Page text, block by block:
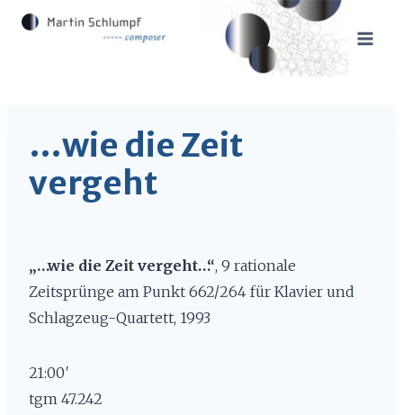
Zum
…wie die Zeit
vergeht
„…wie die Zeit vergeht…“, 9 rationale
Zeitsprünge am Punkt 662/264 für Klavier und
Schlagzeug-Quartett, 1993
21:00′
tgm 47.242